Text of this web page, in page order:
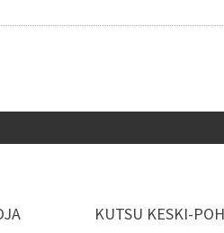
KUTSU KESKI-